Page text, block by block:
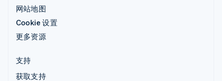
网站地图
Cookie 设置
更多资源
支持
获取支持